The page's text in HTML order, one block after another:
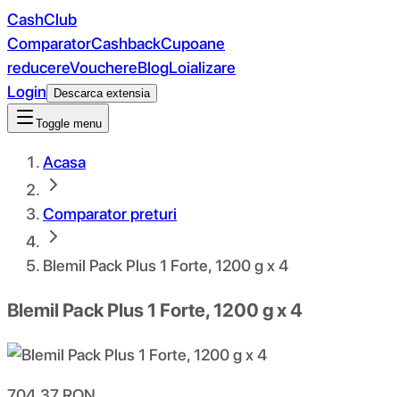
CashClub
ComparatorCashbackCupoane
reducereVouchereBlogLoializare
Login
Descarca extensia
Toggle menu
Acasa
Comparator preturi
Blemil Pack Plus 1 Forte, 1200 g x 4
Blemil Pack Plus 1 Forte, 1200 g x 4